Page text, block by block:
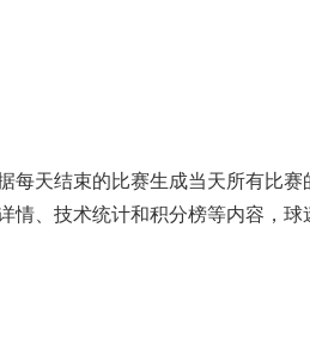
每天结束的比赛生成当天所有比
情、技术统计和积分榜等内容，